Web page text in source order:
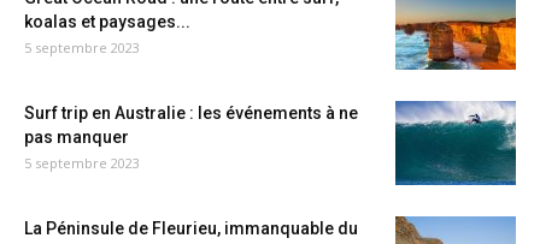
koalas et paysages...
5 septembre 2023
Surf trip en Australie : les événements à ne
pas manquer
5 septembre 2023
La Péninsule de Fleurieu, immanquable du